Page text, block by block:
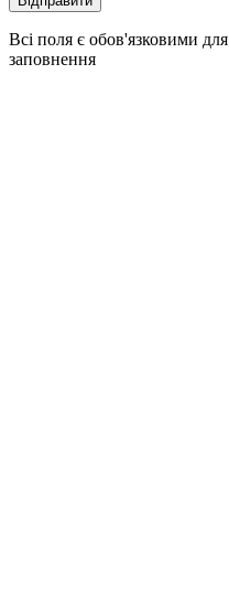
Всі поля є обов'язковими для
заповнення